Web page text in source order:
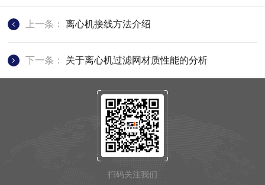
上一条：离心机接线方法介绍
下一条： 关于离心机过滤网材质性能的分析
扫码关注我们